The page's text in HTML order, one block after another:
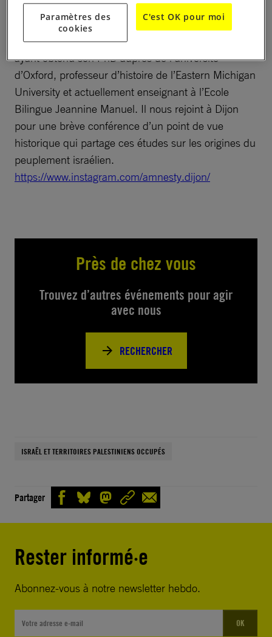
Nous avons l’honneur d’accueillir Dr. John Knight:
spécialiste de l’histoire moderne du Moyen-Orient,
ayant obtenu son PhD auprès de l’université
d’Oxford, professeur d’histoire de l’Eastern Michigan
University et actuellement enseignant à l’Ecole
Bilingue Jeannine Manuel. Il nous rejoint à Dijon
pour une brève conférence d’un point de vue
historique qui partage ces études sur les origines du
peuplement israélien.
https://www.instagram.com/amnesty.dijon/
Près de chez vous
Trouvez d’autres événements pour agir
avec nous
RECHERCHER
ISRAËL ET TERRITOIRES PALESTINIENS OCCUPÉS
Partager
Rester informé·e
Abonnez-vous à notre newsletter hebdo.
OK
Paramètres des
cookies
C'est OK pour moi